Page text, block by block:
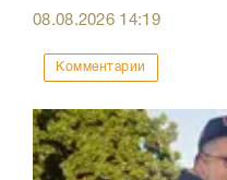
08.08.2026 14:19
Комментарии